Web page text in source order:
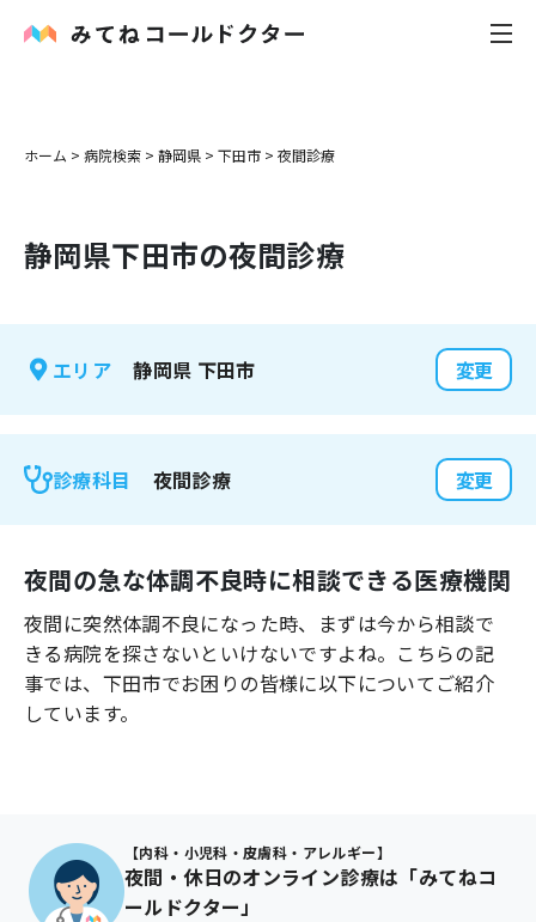
内科
花粉症
感染症
よくあるご質問
ホーム > 病院検索 > 静岡県 > 下田市 > 夜間診療
静岡県下田市の夜間診療
エリア 静岡県 下田市 変更
診療科目 夜間診療 変更
夜間の急な体調不良時に相談できる医療機関
夜間に突然体調不良になった時、まずは今から相談で
きる病院を探さないといけないですよね。こちらの記
事では、 下田市でお困りの皆様に以下についてご紹介
しています。
【内科・小児科・皮膚科・アレルギー】
夜間・休日のオンライン診療は「みてねコ
ールドクター」